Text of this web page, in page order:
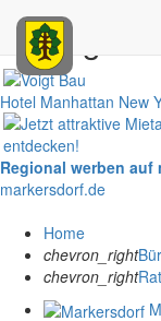
Anzeigen
Hotel Manhattan New
Regional werben auf
markersdorf.de
Home
chevron_right
chevron_right